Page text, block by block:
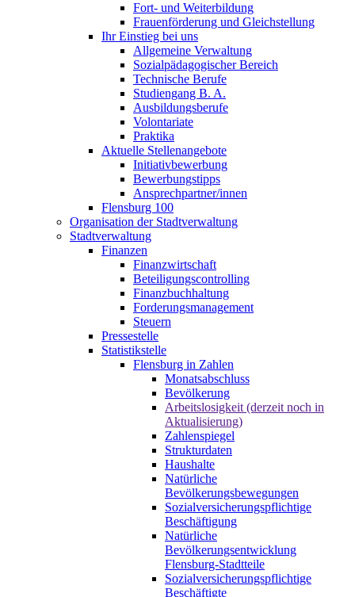
Fort- und Weiterbildung
Frauenförderung und Gleichstellung
Ihr Einstieg bei uns
Allgemeine Verwaltung
Sozialpädagogischer Bereich
Technische Berufe
Studiengang B. A.
Ausbildungsberufe
Volontariate
Praktika
Aktuelle Stellenangebote
Initiativbewerbung
Bewerbungstipps
Ansprechpartner/innen
Flensburg 100
Organisation der Stadtverwaltung
Stadtverwaltung
Finanzen
Finanzwirtschaft
Beteiligungscontrolling
Finanzbuchhaltung
Forderungsmanagement
Steuern
Pressestelle
Statistikstelle
Flensburg in Zahlen
Monatsabschluss
Bevölkerung
Arbeitslosigkeit (derzeit noch in
Aktualisierung)
Zahlenspiegel
Strukturdaten
Haushalte
Natürliche
Bevölkerungsbewegungen
Sozialversicherungspflichtige
Beschäftigung
Natürliche
Bevölkerungsentwicklung
Flensburg-Stadtteile
Sozialversicherungspflichtige
Beschäftigte